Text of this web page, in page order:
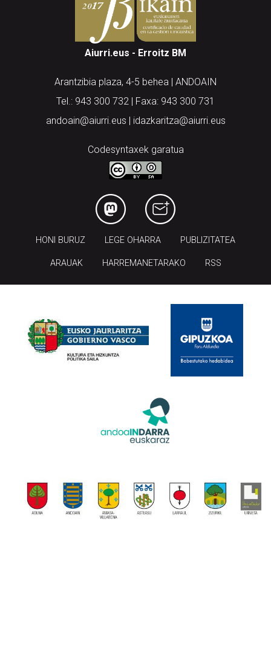
Aiurri.eus - Erroitz BM
Arantzibia plaza, 4-5 behea | ANDOAIN
Tel.: 943 300 732 | Faxa: 943 300 731
andoain@aiurri.eus | idazkaritza@aiurri.eus
Codesyntaxek garatua
HONI BURUZ LEGE OHARRA PUBLIZITATEA
ARAUAK HARREMANETARAKO RSS